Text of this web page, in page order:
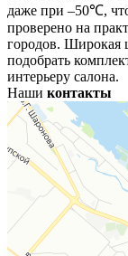
даже при –50℃,
проверено на
городов. Широкая
подобрать
интерьеру салона.
Наши контакты